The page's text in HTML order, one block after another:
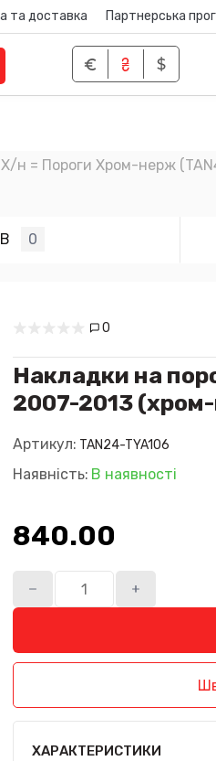
та доставка Партнерська
Х/н = Пороги Хром-нерж
0
0
Накладки на
2007-2013
Артикул: TAN24-TYA106
Наявність: В наявності
840.00₴
ХАРАКТЕРИСТИКИ